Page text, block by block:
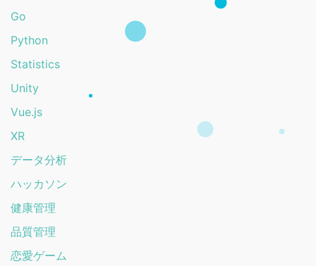
Go
Python
Statistics
Unity
Vue.js
XR
データ分析
ハッカソン
健康管理
品質管理
恋愛ゲーム